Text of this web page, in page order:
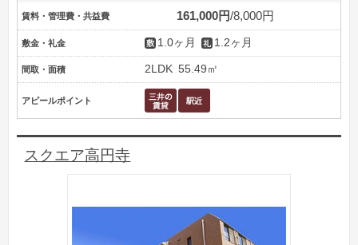
賃料・管理費・共益費 161,000円 8,000円
敷金・礼金 1.0ヶ月 1.2ヶ月
間取・面積 2LDK 55.49㎡
アピールポイント
スクエア高円寺